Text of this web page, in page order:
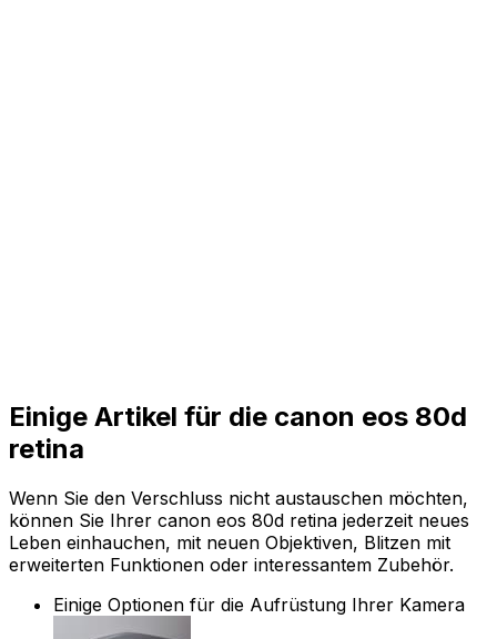
Einige Artikel für die canon eos 80d
retina
Wenn Sie den Verschluss nicht austauschen möchten,
können Sie Ihrer canon eos 80d retina jederzeit neues
Leben einhauchen, mit neuen Objektiven, Blitzen mit
erweiterten Funktionen oder interessantem Zubehör.
Einige Optionen für die Aufrüstung Ihrer Kamera